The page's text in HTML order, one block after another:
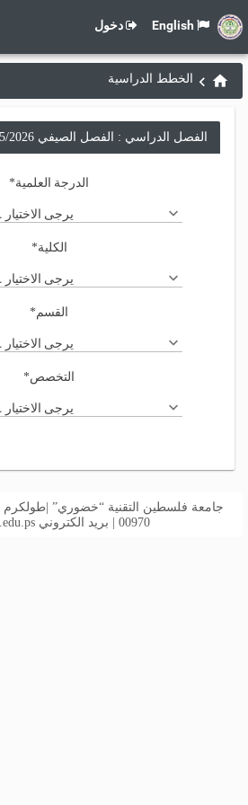
دخول
الخطط الدراسية
الفصل الدراسي : الفصل الصيفي 2025/2026
الدرجة العلمية*
يرجى الاختيار
الكلية*
يرجى الاختيار
القسم*
يرجى الاختيار
التخصص*
يرجى الاختيار
00970 | بريد الكتروني